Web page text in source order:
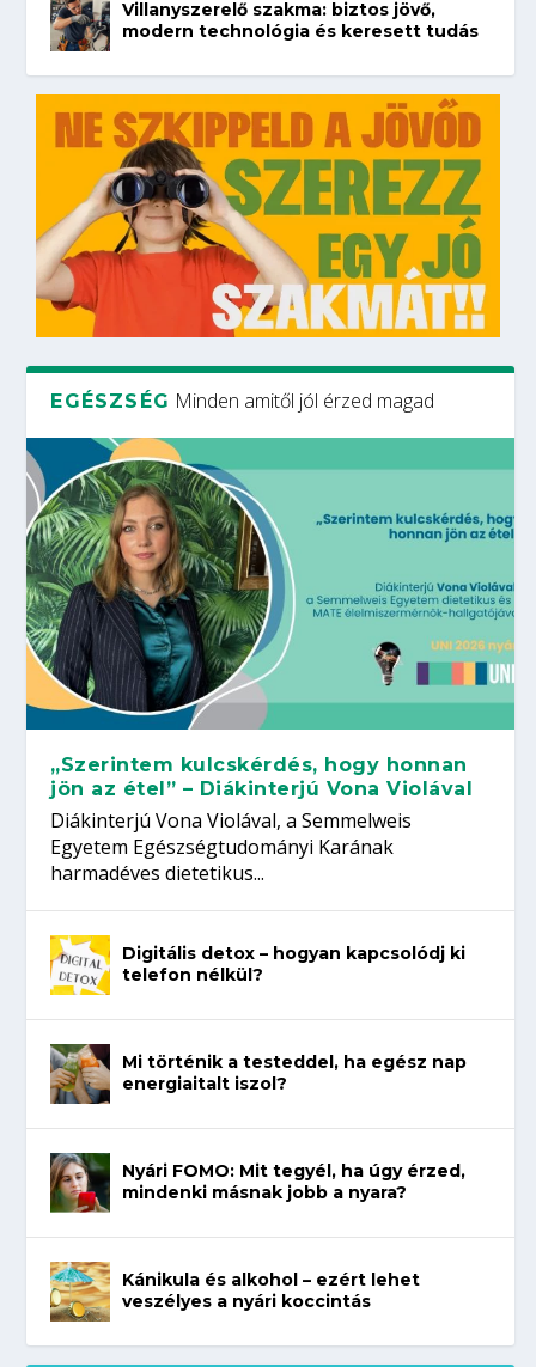
Villanyszerelő szakma: biztos jövő,
modern technológia és keresett tudás
EGÉSZSÉG Minden amitől jól érzed magad
„Szerintem kulcskérdés, hogy honnan
jön az étel” – Diákinterjú Vona Violával
Diákinterjú Vona Violával, a Semmelweis
Egyetem Egészségtudományi Karának
harmadéves dietetikus...
Digitális detox – hogyan kapcsolódj ki
telefon nélkül?
Mi történik a testeddel, ha egész nap
energiaitalt iszol?
Nyári FOMO: Mit tegyél, ha úgy érzed,
mindenki másnak jobb a nyara?
Kánikula és alkohol – ezért lehet
veszélyes a nyári koccintás